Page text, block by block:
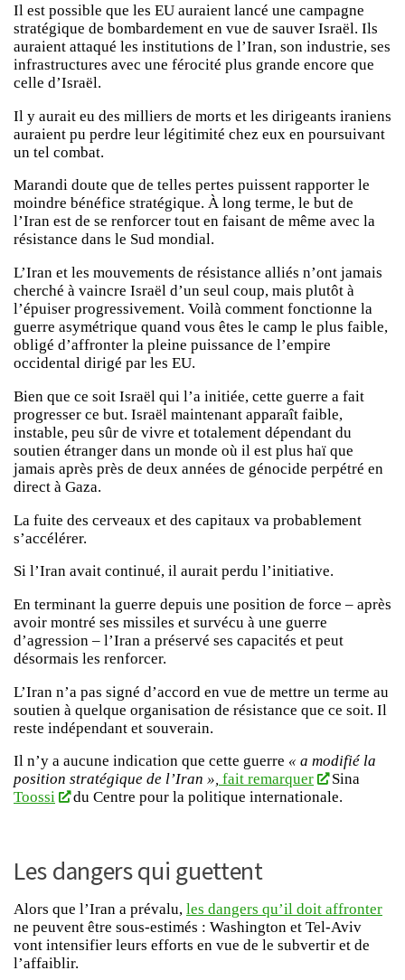
Il est possible que les EU auraient lancé une campagne
stratégique de bombardement en vue de sauver Israël. Ils
auraient attaqué les institutions de l’Iran, son industrie, ses
infrastructures avec une férocité plus grande encore que
celle d’Israël.
Il y aurait eu des milliers de morts et les dirigeants iraniens
auraient pu perdre leur légitimité chez eux en poursuivant
un tel combat.
Marandi doute que de telles pertes puissent rapporter le
moindre bénéfice stratégique. À long terme, le but de
l’Iran est de se renforcer tout en faisant de même avec la
résistance dans le Sud mondial.
L’Iran et les mouvements de résistance alliés n’ont jamais
cherché à vaincre Israël d’un seul coup, mais plutôt à
l’épuiser progressivement. Voilà comment fonctionne la
guerre asymétrique quand vous êtes le camp le plus faible,
obligé d’affronter la pleine puissance de l’empire
occidental dirigé par les EU.
Bien que ce soit Israël qui l’a initiée, cette guerre a fait
progresser ce but. Israël maintenant apparaît faible,
instable, peu sûr de vivre et totalement dépendant du
soutien étranger dans un monde où il est plus haï que
jamais après près de deux années de génocide perpétré en
direct à Gaza.
La fuite des cerveaux et des capitaux va probablement
s’accélérer.
Si l’Iran avait continué, il aurait perdu l’initiative.
En terminant la guerre depuis une position de force – après
avoir montré ses missiles et survécu à une guerre
d’agression – l’Iran a préservé ses capacités et peut
désormais les renforcer.
L’Iran n’a pas signé d’accord en vue de mettre un terme au
soutien à quelque organisation de résistance que ce soit. Il
reste indépendant et souverain.
Il n’y a aucune indication que cette guerre « a modifié la
position stratégique de l’Iran », fait remarquer
Sina
Toossi
du Centre pour la politique internationale.
Les dangers qui guettent
Alors que l’Iran a prévalu, les dangers qu’il doit affronter
ne peuvent être sous-estimés : Washington et Tel-Aviv
vont intensifier leurs efforts en vue de le subvertir et de
l’affaiblir.